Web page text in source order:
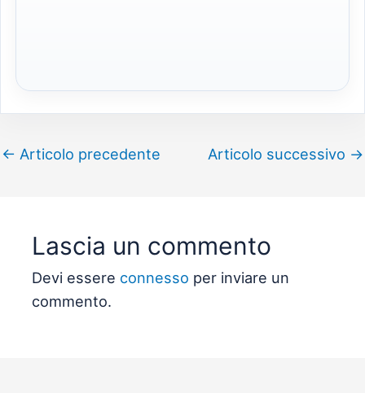
← Articolo precedente Articolo successivo →
Lascia un commento
Devi essere connesso per inviare un
commento.